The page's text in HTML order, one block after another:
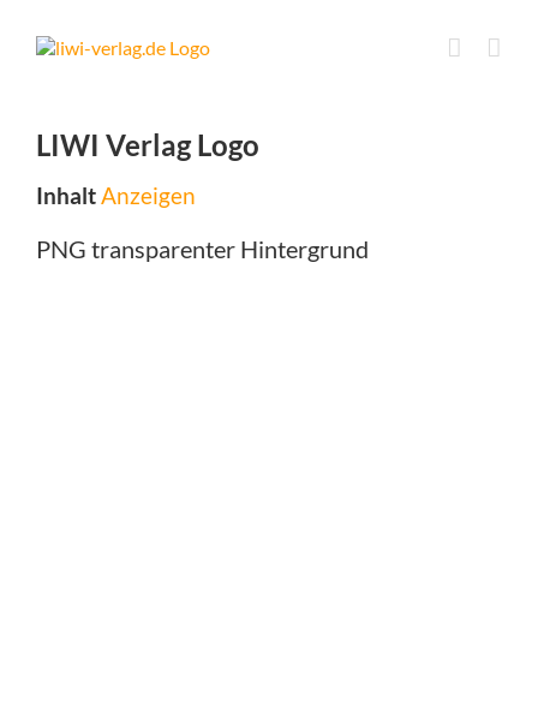
content
LIWI Verlag Logo
InhaltAnzeigen
PNG transparenter Hintergrund